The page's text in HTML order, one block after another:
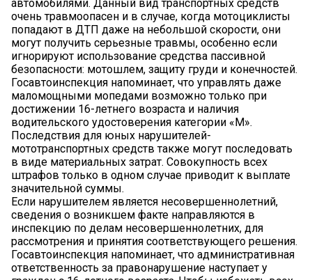
автомобилями. Данный вид транспортных средств
очень травмоопасен и в случае, когда мотоциклисты
попадают в ДТП даже на небольшой скорости, они
могут получить серьезные травмы, особенно если
игнорируют использование средства пассивной
безопасности: мотошлем, защиту груди и конечностей.
Госавтоинспекция напоминает, что управлять даже
маломощными мопедами возможно только при
достижении 16-летнего возраста и наличия
водительского удостоверения категории «М».
Последствия для юных нарушителей-
мототранспортных средств также могут последовать
в виде материальных затрат. Совокупность всех
штрафов только в одном случае приводит к выплате
значительной суммы.
Если нарушителем является несовершеннолетний,
сведения о возникшем факте направляются в
инспекцию по делам несовершеннолетних, для
рассмотрения и принятия соответствующего решения.
Госавтоинспекция напоминает, что административная
ответственность за правонарушение наступает у